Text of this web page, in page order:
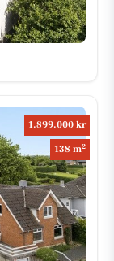
1.899.000 kr
138 m2